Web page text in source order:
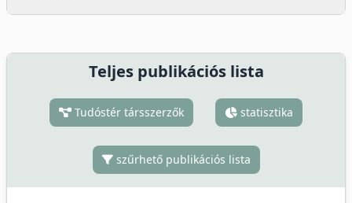
Teljes publikációs lista
Tudóstér társszerzők statisztika
szűrhető publikációs lista